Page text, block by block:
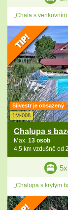
„Chata s
Silvestr je obsazený
1M-008
Chalupa s
Max. 13 osob
4.5 km vzdušně od
5x
„Chalupa s krytým